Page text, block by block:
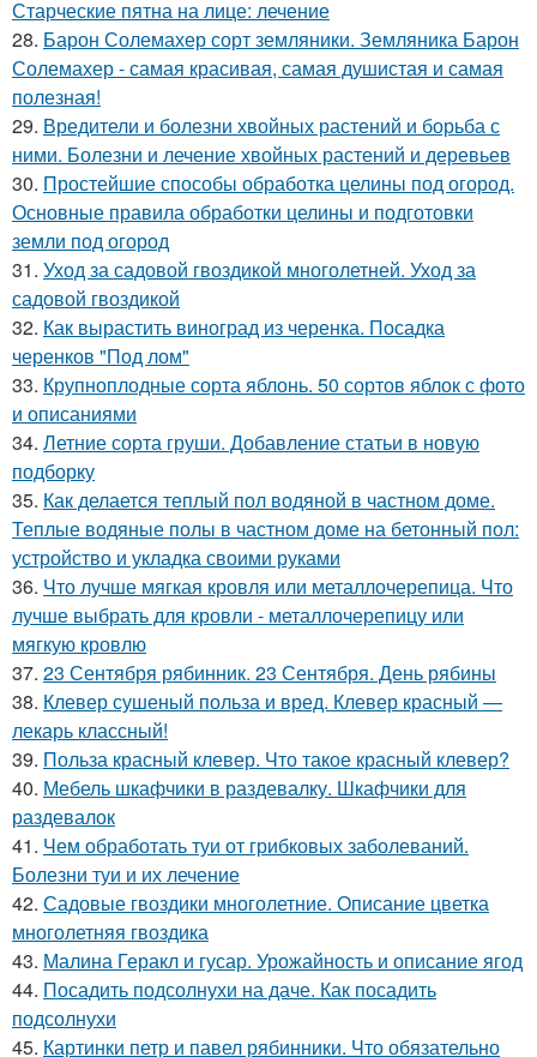
Старческие пятна на лице: лечение
28. Барон Солемахер сорт земляники. Земляника Барон
Солемахер - самая красивая, самая душистая и самая
полезная!
29. Вредители и болезни хвойных растений и борьба с
ними. Болезни и лечение хвойных растений и деревьев
30. Простейшие способы обработка целины под огород.
Основные правила обработки целины и подготовки
земли под огород
31. Уход за садовой гвоздикой многолетней. Уход за
садовой гвоздикой
32. Как вырастить виноград из черенка. Посадка
черенков "Под лом"
33. Крупноплодные сорта яблонь. 50 сортов яблок с фото
и описаниями
34. Летние сорта груши. Добавление статьи в новую
подборку
35. Как делается теплый пол водяной в частном доме.
Теплые водяные полы в частном доме на бетонный пол:
устройство и укладка своими руками
36. Что лучше мягкая кровля или металлочерепица. Что
лучше выбрать для кровли - металлочерепицу или
мягкую кровлю
37. 23 Сентября рябинник. 23 Сентября. День рябины
38. Клевер сушеный польза и вред. Клевер красный —
лекарь классный!
39. Польза красный клевер. Что такое красный клевер?
40. Мебель шкафчики в раздевалку. Шкафчики для
раздевалок
41. Чем обработать туи от грибковых заболеваний.
Болезни туи и их лечение
42. Садовые гвоздики многолетние. Описание цветка
многолетняя гвоздика
43. Малина Геракл и гусар. Урожайность и описание ягод
44. Посадить подсолнухи на даче. Как посадить
подсолнухи
45. Картинки петр и павел рябинники. Что обязательно